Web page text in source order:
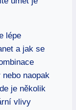
lépe
a jak se
naopak
je několik
vlivy